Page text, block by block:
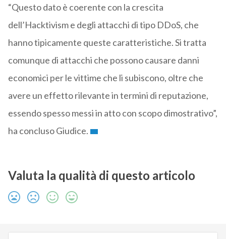
“Questo dato è coerente con la crescita
dell’Hacktivism e degli attacchi di tipo DDoS, che
hanno tipicamente queste caratteristiche. Si tratta
comunque di attacchi che possono causare danni
economici per le vittime che li subiscono, oltre che
avere un effetto rilevante in termini di reputazione,
essendo spesso messi in atto con scopo dimostrativo”,
ha concluso Giudice.
Valuta la qualità di questo articolo